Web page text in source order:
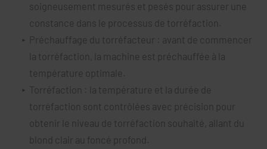
soigneusement mesurés et pesés pour assurer une
constance dans le processus de torréfaction.
Préchauffage du torréfacteur : avant de commencer
la torréfaction, la machine est préchauffée à la
température optimale.
Torréfaction : la température et la durée de
torréfaction sont contrôlées avec précision pour
obtenir le niveau de torréfaction souhaité, allant du
blond clair au foncé profond.